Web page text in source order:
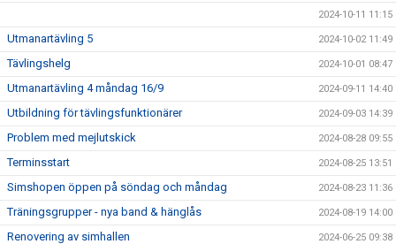
2024-10-11 11:15
Utmanartävling 5 2024-10-02 11:49
Tävlingshelg 2024-10-01 08:47
Utmanartävling 4 måndag 16/9 2024-09-11 14:40
Utbildning för tävlingsfunktionärer 2024-09-03 14:39
Problem med mejlutskick 2024-08-28 09:55
Terminsstart 2024-08-25 13:51
Simshopen öppen på söndag och måndag 2024-08-23 11:36
Träningsgrupper - nya band & hänglås 2024-08-19 14:00
Renovering av simhallen 2024-06-25 09:38